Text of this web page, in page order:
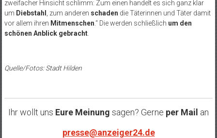
zweifacher Hinsicht schlimm: Zum einen handelt es sich ganz klar
um Diebstahl , zum anderen schaden die Täterinnen und Täter damit
vor allem ihren Mitmenschen .“ Die werden schließlich um den
schönen Anblick gebracht.
Quelle/Fotos: Stadt Hilden
Ihr wollt uns Eure Meinung sagen? Gerne per Mail an
presse@anzeiger24.de